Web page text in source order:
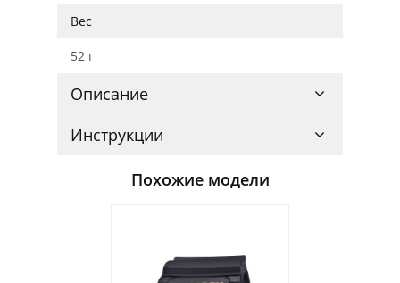
Вес
52 г
Описание
Инструкции
Похожие модели